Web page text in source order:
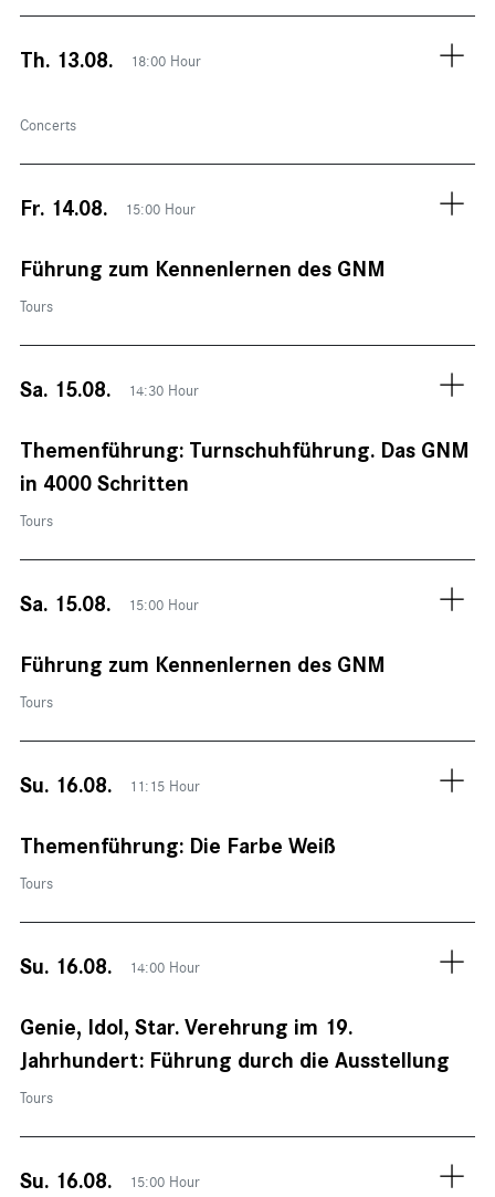
Th. 13.08. 18:00 Hour
Concerts
Fr. 14.08. 15:00 Hour
Führung zum Kennenlernen des GNM
Tours
Sa. 15.08. 14:30 Hour
Themenführung: Turnschuhführung. Das GNM
in 4000 Schritten
Tours
Sa. 15.08. 15:00 Hour
Führung zum Kennenlernen des GNM
Tours
Su. 16.08. 11:15 Hour
Themenführung: Die Farbe Weiß
Tours
Su. 16.08. 14:00 Hour
Genie, Idol, Star. Verehrung im 19.
Jahrhundert: Führung durch die Ausstellung
Tours
Su. 16.08. 15:00 Hour